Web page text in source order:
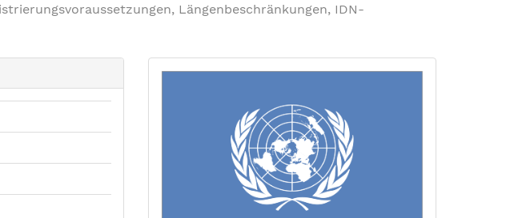
Längenbeschränkungen, IDN-